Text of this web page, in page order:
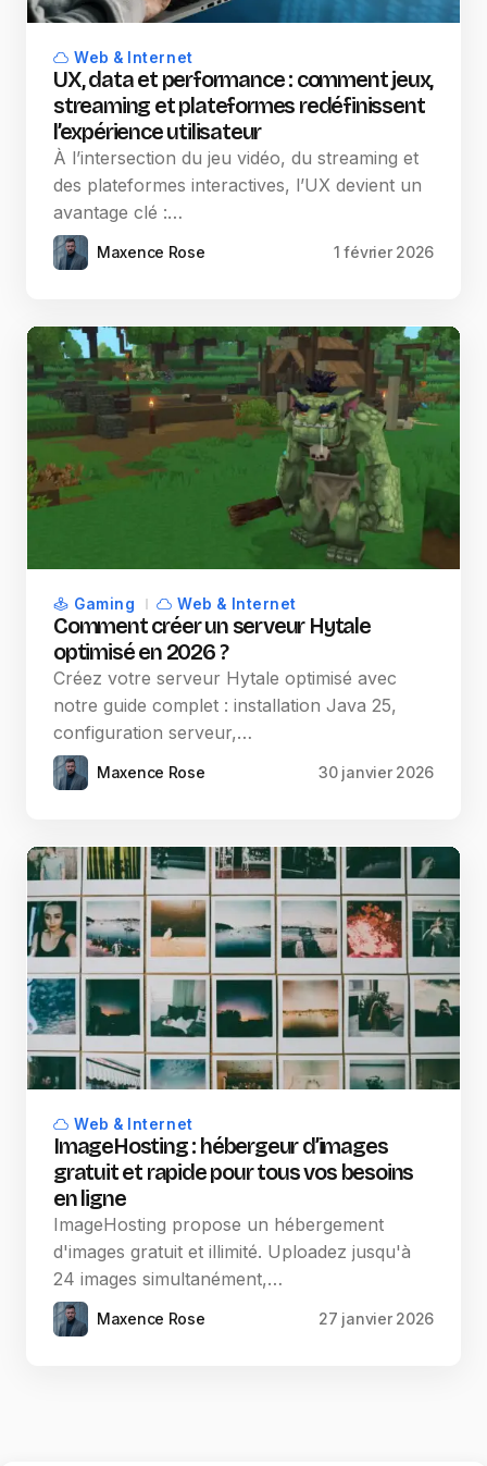
Web & Internet
UX, data et performance : comment jeux,
streaming et plateformes redéfinissent
l’expérience utilisateur
À l’intersection du jeu vidéo, du streaming et
des plateformes interactives, l’UX devient un
avantage clé :…
Maxence Rose 1 février 2026
Gaming Web & Internet
Comment créer un serveur Hytale
optimisé en 2026 ?
Créez votre serveur Hytale optimisé avec
notre guide complet : installation Java 25,
configuration serveur,…
Maxence Rose 30 janvier 2026
Web & Internet
ImageHosting : hébergeur d’images
gratuit et rapide pour tous vos besoins
en ligne
ImageHosting propose un hébergement
d'images gratuit et illimité. Uploadez jusqu'à
24 images simultanément,…
Maxence Rose 27 janvier 2026